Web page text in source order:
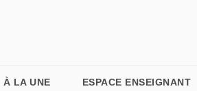
À LA UNE ESPACE ENSEIGNANT